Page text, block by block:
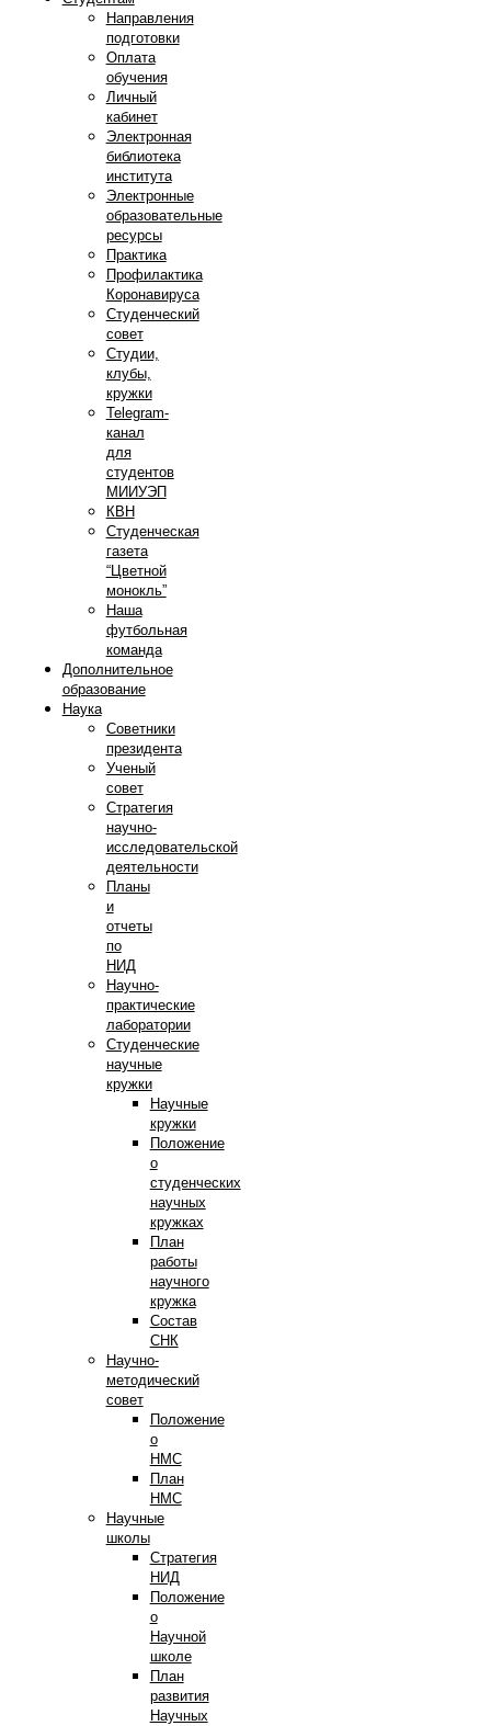
Направления
подготовки
Оплата
обучения
Личный
кабинет
Электронная
библиотека
института
Электронные
образовательные
ресурсы
Практика
Профилактика
Коронавируса
Студенческий
совет
Студии,
клубы,
кружки
Telegram-
канал
для
студентов
МИИУЭП
КВН
Студенческая
газета
“Цветной
монокль”
Наша
футбольная
команда
Дополнительное
образование
Наука
Советники
президента
Ученый
совет
Стратегия
научно-
исследовательской
деятельности
Планы
и
отчеты
по
НИД
Научно-
практические
лаборатории
Студенческие
научные
кружки
Научные
кружки
Положение
о
студенческих
научных
кружках
План
работы
научного
кружка
Состав
СНК
Научно-
методический
совет
Положение
о
НМС
План
НМС
Научные
школы
Стратегия
НИД
Положение
о
Научной
школе
План
развития
Научных